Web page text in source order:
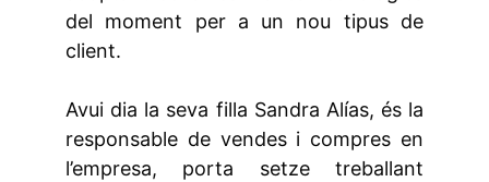
del moment per a un nou tipus de
client.
Avui dia la seva filla Sandra Alías, és la
responsable de vendes i compres en
l’empresa, porta setze treballant